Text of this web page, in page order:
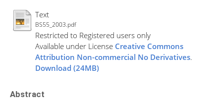
Text
BS55_2003.pdf
Restricted to Registered users only
Available under License Creative Commons
Attribution Non-commercial No Derivatives.
Download (24MB)
Abstract